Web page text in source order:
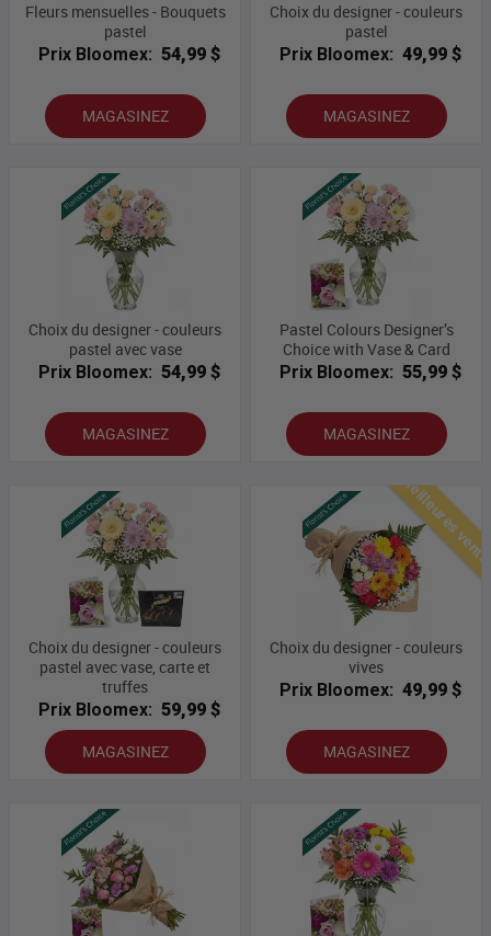
Fleurs mensuelles - Bouquets
pastel
Prix Bloomex: 54,99 $
MAGASINEZ
Choix du designer - couleurs
pastel
Prix Bloomex: 49,99 $
MAGASINEZ
Choix du designer - couleurs
pastel avec vase
Prix Bloomex: 54,99 $
MAGASINEZ
Pastel Colours Designer’s
Choice with Vase & Card
Prix Bloomex: 55,99 $
MAGASINEZ
Choix du designer - couleurs
pastel avec vase, carte et
truffes
Prix Bloomex: 59,99 $
MAGASINEZ
Meilleures
Choix du designer - couleurs
vives
Prix Bloomex: 49,99 $
MAGASINEZ